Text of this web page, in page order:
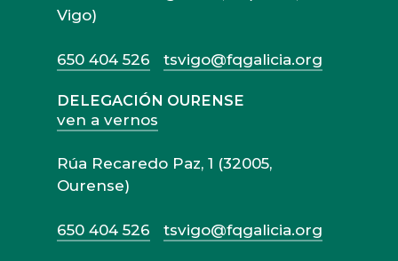
Vigo)
650 404 526 tsvigo@fqgalicia.org
DELEGACIÓN OURENSE
ven a vernos
Rúa Recaredo Paz, 1 (32005,
Ourense)
650 404 526 tsvigo@fqgalicia.org